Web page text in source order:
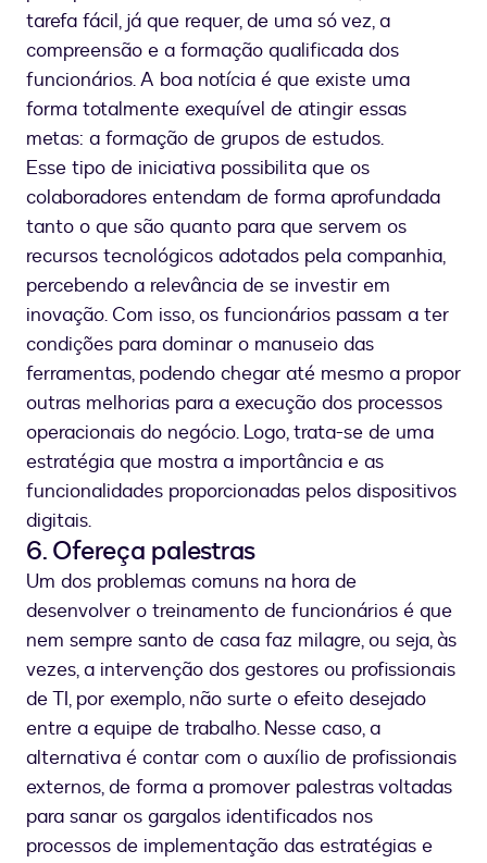
tarefa fácil, já que requer, de uma só vez, a
compreensão e a formação qualificada dos
funcionários. A boa notícia é que existe uma
forma totalmente exequível de atingir essas
metas: a formação de grupos de estudos.
Esse tipo de iniciativa possibilita que os
colaboradores entendam de forma aprofundada
tanto o que são quanto para que servem os
recursos tecnológicos adotados pela companhia,
percebendo a relevância de se investir em
inovação. Com isso, os funcionários passam a ter
condições para dominar o manuseio das
ferramentas, podendo chegar até mesmo a propor
outras melhorias para a execução dos processos
operacionais do negócio. Logo, trata-se de uma
estratégia que mostra a importância e as
funcionalidades proporcionadas pelos dispositivos
digitais.
6. Ofereça palestras
Um dos problemas comuns na hora de
desenvolver o treinamento de funcionários é que
nem sempre santo de casa faz milagre, ou seja, às
vezes, a intervenção dos gestores ou profissionais
de TI, por exemplo, não surte o efeito desejado
entre a equipe de trabalho. Nesse caso, a
alternativa é contar com o auxílio de profissionais
externos, de forma a promover palestras voltadas
para sanar os gargalos identificados nos
processos de implementação das estratégias e